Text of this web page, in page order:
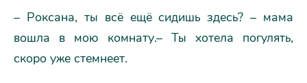
– Роксана, ты всё ещё сидишь здесь? – мама
вошла в мою комнату.– Ты хотела погулять,
скоро уже стемнеет.